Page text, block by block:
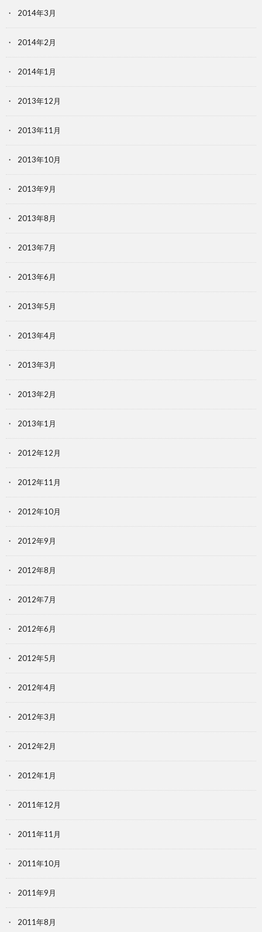
2014年3月
2014年2月
2014年1月
2013年12月
2013年11月
2013年10月
2013年9月
2013年8月
2013年7月
2013年6月
2013年5月
2013年4月
2013年3月
2013年2月
2013年1月
2012年12月
2012年11月
2012年10月
2012年9月
2012年8月
2012年7月
2012年6月
2012年5月
2012年4月
2012年3月
2012年2月
2012年1月
2011年12月
2011年11月
2011年10月
2011年9月
2011年8月